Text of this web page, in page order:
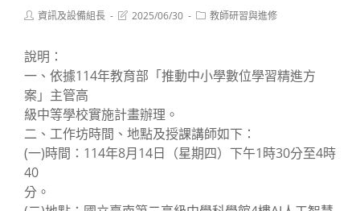
Post資訊及設備組長
Post2025/06/30
Post教師研習與進修
說明：
一、依據114年教育部「推動中小學數位學習精進方
案」主管高
級中等學校實施計畫辦理。
二、工作坊時間、地點及授課講師如下：
(一)時間：114年8月14日（星期四）下午1時30分至4時
40
分。